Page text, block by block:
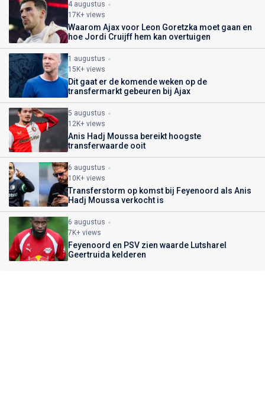
4 augustus
17K+ views
Waarom Ajax voor Leon Goretzka moet gaan en
hoe Jordi Cruijff hem kan overtuigen
1 augustus
15K+ views
Dit gaat er de komende weken op de
transfermarkt gebeuren bij Ajax
5 augustus
12K+ views
Anis Hadj Moussa bereikt hoogste
transferwaarde ooit
6 augustus
10K+ views
Transferstorm op komst bij Feyenoord als Anis
Hadj Moussa verkocht is
6 augustus
7K+ views
Feyenoord en PSV zien waarde Lutsharel
Geertruida kelderen